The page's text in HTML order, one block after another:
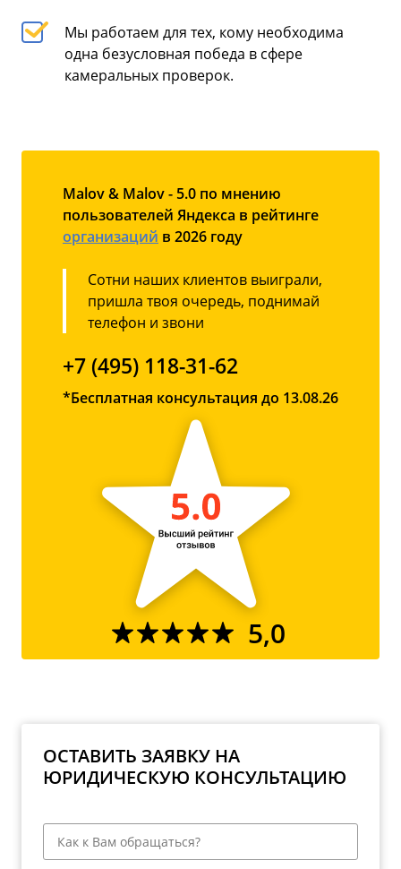
Мы работаем для тех, кому необходима
одна безусловная победа в сфере
камеральных проверок.
Malov & Malov - 5.0 по мнению
пользователей Яндекса в рейтинге
организаций в 2026 году
Сотни наших клиентов выиграли,
пришла твоя очередь, поднимай
телефон и звони
+7 (495) 118-31-62
*Бесплатная консультация до 13.08.26
5,0
ОСТАВИТЬ ЗАЯВКУ НА
ЮРИДИЧЕСКУЮ КОНСУЛЬТАЦИЮ